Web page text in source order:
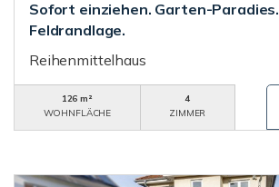
Sofort einziehen. Garten-Paradies.
Feldrandlage.
Reihenmittelhaus
126 m²
WOHNFLÄCHE
4
ZIMMER